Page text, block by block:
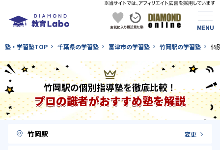
塾・学習塾TOP 千葉県の学習塾 富津市の学習塾 竹岡駅の学習塾 個
竹岡駅の個別指導塾を徹底比較！
プロの識者がおすすめ塾を解説
竹岡駅 変更